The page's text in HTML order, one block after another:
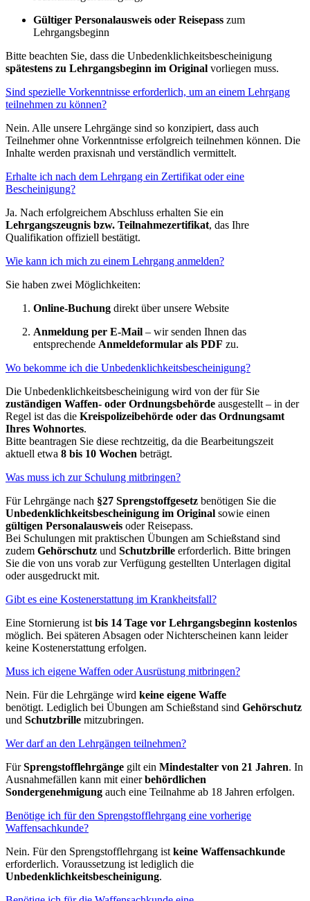
Gültiger Personalausweis oder Reisepass zum
Lehrgangsbeginn
Bitte beachten Sie, dass die Unbedenklichkeitsbescheinigung
spätestens zu Lehrgangsbeginn im Original vorliegen muss.
Sind spezielle Vorkenntnisse erforderlich, um an einem Lehrgang
teilnehmen zu können?
Nein. Alle unsere Lehrgänge sind so konzipiert, dass auch
Teilnehmer ohne Vorkenntnisse erfolgreich teilnehmen können. Die
Inhalte werden praxisnah und verständlich vermittelt.
Erhalte ich nach dem Lehrgang ein Zertifikat oder eine
Bescheinigung?
Ja. Nach erfolgreichem Abschluss erhalten Sie ein
Lehrgangszeugnis bzw. Teilnahmezertifikat, das Ihre
Qualifikation offiziell bestätigt.
Wie kann ich mich zu einem Lehrgang anmelden?
Sie haben zwei Möglichkeiten:
Online-Buchung direkt über unsere Website
Anmeldung per E-Mail – wir senden Ihnen das
entsprechende Anmeldeformular als PDF zu.
Wo bekomme ich die Unbedenklichkeitsbescheinigung?
Die Unbedenklichkeitsbescheinigung wird von der für Sie
zuständigen Waffen- oder Ordnungsbehörde ausgestellt – in der
Regel ist das die Kreispolizeibehörde oder das Ordnungsamt
Ihres Wohnortes.
Bitte beantragen Sie diese rechtzeitig, da die Bearbeitungszeit
aktuell etwa 8 bis 10 Wochen beträgt.
Was muss ich zur Schulung mitbringen?
Für Lehrgänge nach §27 Sprengstoffgesetz benötigen Sie die
Unbedenklichkeitsbescheinigung im Original sowie einen
gültigen Personalausweis oder Reisepass.
Bei Schulungen mit praktischen Übungen am Schießstand sind
zudem Gehörschutz und Schutzbrille erforderlich. Bitte bringen
Sie die von uns vorab zur Verfügung gestellten Unterlagen digital
oder ausgedruckt mit.
Gibt es eine Kostenerstattung im Krankheitsfall?
Eine Stornierung ist bis 14 Tage vor Lehrgangsbeginn kostenlos
möglich. Bei späteren Absagen oder Nichterscheinen kann leider
keine Kostenerstattung erfolgen.
Muss ich eigene Waffen oder Ausrüstung mitbringen?
Nein. Für die Lehrgänge wird keine eigene Waffe
benötigt. Lediglich bei Übungen am Schießstand sind Gehörschutz
und Schutzbrille mitzubringen.
Wer darf an den Lehrgängen teilnehmen?
FürSprengstofflehrgänge gilt ein Mindestalter von 21 Jahren. In
Ausnahmefällen kann mit einerbehördlichen
Sondergenehmigung auch eine Teilnahme ab 18 Jahren erfolgen.
Benötige ich für den Sprengstofflehrgang eine vorherige
Waffensachkunde?
Nein. Für den Sprengstofflehrgang ist keine Waffensachkunde
erforderlich. Voraussetzung ist lediglich die
Unbedenklichkeitsbescheinigung.